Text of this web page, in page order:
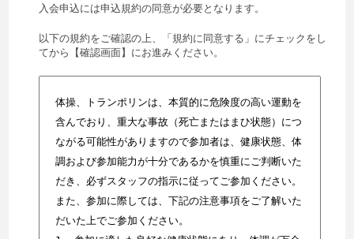
入会申込には申込規約の同意が必要となります。
以下の規約をご確認の上、「規約に同意する」にチェックをし
てから【確認画面】にお進みください。